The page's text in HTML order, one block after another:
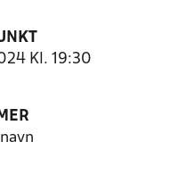
Kl. 19:30